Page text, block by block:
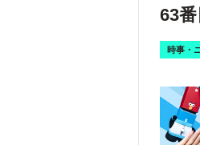
63
時事・